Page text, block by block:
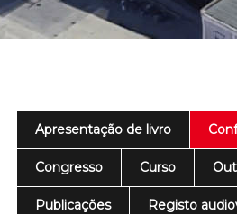
Apresentação de livro
Congresso Curso
Publicações Registo